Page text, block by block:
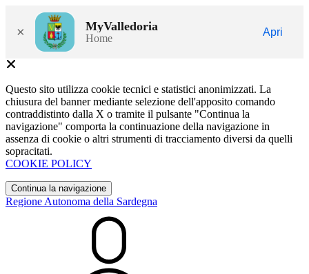
× MyValledoria
Home
Apri
Questo sito utilizza cookie tecnici e statistici anonimizzati. La
chiusura del banner mediante selezione dell'apposito comando
contraddistinto dalla X o tramite il pulsante "Continua la
navigazione" comporta la continuazione della navigazione in
assenza di cookie o altri strumenti di tracciamento diversi da quelli
sopracitati.
COOKIE POLICY
Continua la navigazione
Regione Autonoma della Sardegna